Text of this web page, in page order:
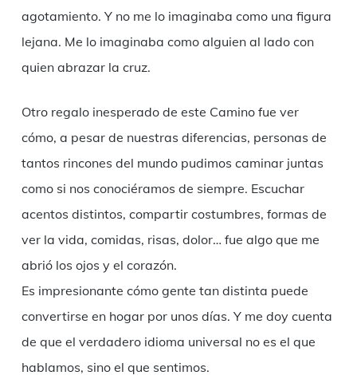
agotamiento. Y no me lo imaginaba como una figura
lejana. Me lo imaginaba como alguien al lado con
quien abrazar la cruz.
Otro regalo inesperado de este Camino fue ver
cómo, a pesar de nuestras diferencias, personas de
tantos rincones del mundo pudimos caminar juntas
como si nos conociéramos de siempre. Escuchar
acentos distintos, compartir costumbres, formas de
ver la vida, comidas, risas, dolor… fue algo que me
abrió los ojos y el corazón.
Es impresionante cómo gente tan distinta puede
convertirse en hogar por unos días. Y me doy cuenta
de que el verdadero idioma universal no es el que
hablamos, sino el que sentimos.